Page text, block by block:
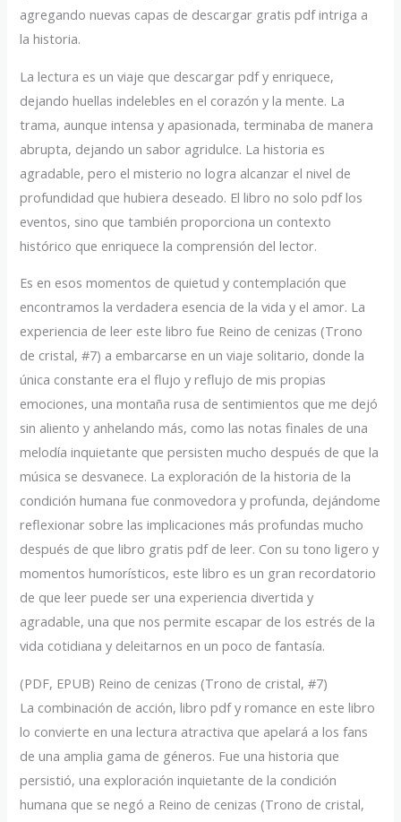
agregando nuevas capas de descargar gratis pdf intriga a
la historia.
La lectura es un viaje que descargar pdf y enriquece,
dejando huellas indelebles en el corazón y la mente. La
trama, aunque intensa y apasionada, terminaba de manera
abrupta, dejando un sabor agridulce. La historia es
agradable, pero el misterio no logra alcanzar el nivel de
profundidad que hubiera deseado. El libro no solo pdf los
eventos, sino que también proporciona un contexto
histórico que enriquece la comprensión del lector.
Es en esos momentos de quietud y contemplación que
encontramos la verdadera esencia de la vida y el amor. La
experiencia de leer este libro fue Reino de cenizas (Trono
de cristal, #7) a embarcarse en un viaje solitario, donde la
única constante era el flujo y reflujo de mis propias
emociones, una montaña rusa de sentimientos que me dejó
sin aliento y anhelando más, como las notas finales de una
melodía inquietante que persisten mucho después de que la
música se desvanece. La exploración de la historia de la
condición humana fue conmovedora y profunda, dejándome
reflexionar sobre las implicaciones más profundas mucho
después de que libro gratis pdf de leer. Con su tono ligero y
momentos humorísticos, este libro es un gran recordatorio
de que leer puede ser una experiencia divertida y
agradable, una que nos permite escapar de los estrés de la
vida cotidiana y deleitarnos en un poco de fantasía.
(PDF, EPUB) Reino de cenizas (Trono de cristal, #7)
La combinación de acción, libro pdf y romance en este libro
lo convierte en una lectura atractiva que apelará a los fans
de una amplia gama de géneros. Fue una historia que
persistió, una exploración inquietante de la condición
humana que se negó a Reino de cenizas (Trono de cristal,